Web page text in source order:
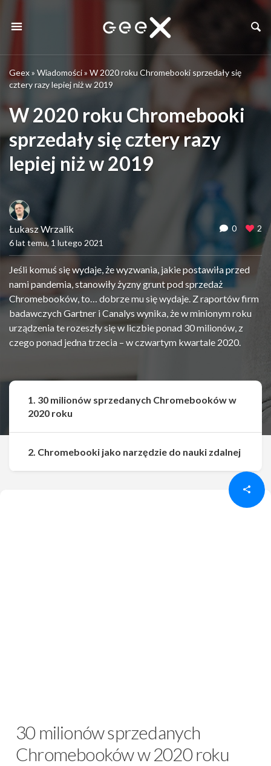
Geex» Wiadomości» W 2020 roku Chromebooki sprzedały się
cztery razy lepiej niż w 2019
W 2020 roku Chromebooki
sprzedały się cztery razy
lepiej niż w 2019
Łukasz Wrzalik
6 lat temu, 1 lutego 2021
0 2
Jeśli komuś się wydaje, że wyzwania, jakie postawiła przed
nami pandemia, stanowiły żyzny grunt pod sprzedaż
Chromebooków, to… dobrze mu się wydaje. Z raportów firm
badawczych Gartner i Canalys wynika, że w minionym roku
urządzenia te rozeszły się w liczbie ponad 30 milionów, z
czego ponad jedna trzecia – w czwartym kwartale 2020.
Udostępnij Udostępnij
30 milionów sprzedanych
Chromebooków w 2020 roku
1. 30 milionów sprzedanych Chromebooków w
2020 roku
2. Chromebooki jako narzędzie do nauki zdalnej